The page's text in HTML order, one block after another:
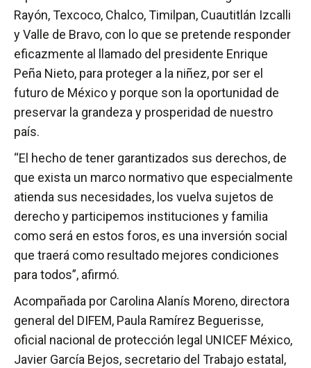
Rayón, Texcoco, Chalco, Timilpan, Cuautitlán Izcalli
y Valle de Bravo, con lo que se pretende responder
eficazmente al llamado del presidente Enrique
Peña Nieto, para proteger a la niñez, por ser el
futuro de México y porque son la oportunidad de
preservar la grandeza y prosperidad de nuestro
país.
“El hecho de tener garantizados sus derechos, de
que exista un marco normativo que especialmente
atienda sus necesidades, los vuelva sujetos de
derecho y participemos instituciones y familia
como será en estos foros, es una inversión social
que traerá como resultado mejores condiciones
para todos”, afirmó.
Acompañada por Carolina Alanís Moreno, directora
general del DIFEM, Paula Ramírez Beguerisse,
oficial nacional de protección legal UNICEF México,
Javier García Bejos, secretario del Trabajo estatal,